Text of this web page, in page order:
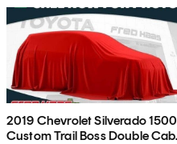
2019 Chevrolet Silverado 1500
Custom Trail Boss Double Cab